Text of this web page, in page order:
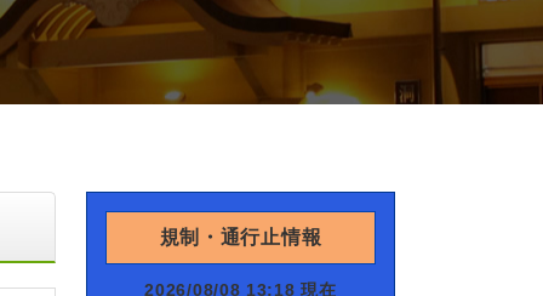
規制・通行止情報
2026/08/08 13:18 現在